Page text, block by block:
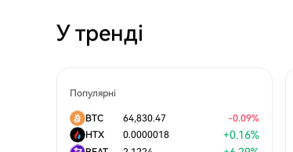
У тренді
Популярні
BTC 64,830.47 -0.09%
HTX
0.0000018 +0.16%